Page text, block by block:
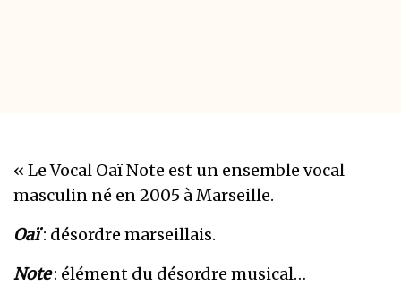
« Le Vocal Oaï Note est un ensemble vocal
masculin né en 2005 à Marseille.
Oaï: désordre marseillais.
Note: élément du désordre musical…